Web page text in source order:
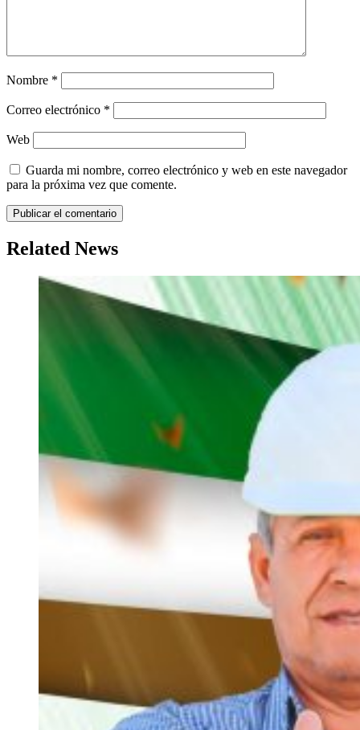
Nombre *
Correo electrónico *
Web
Guarda mi nombre, correo electrónico y web en este navegador
para la próxima vez que comente.
Related News